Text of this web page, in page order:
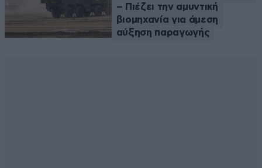
– Πιέζει την αμυντική
βιομηχανία για άμεση
αύξηση παραγωγής